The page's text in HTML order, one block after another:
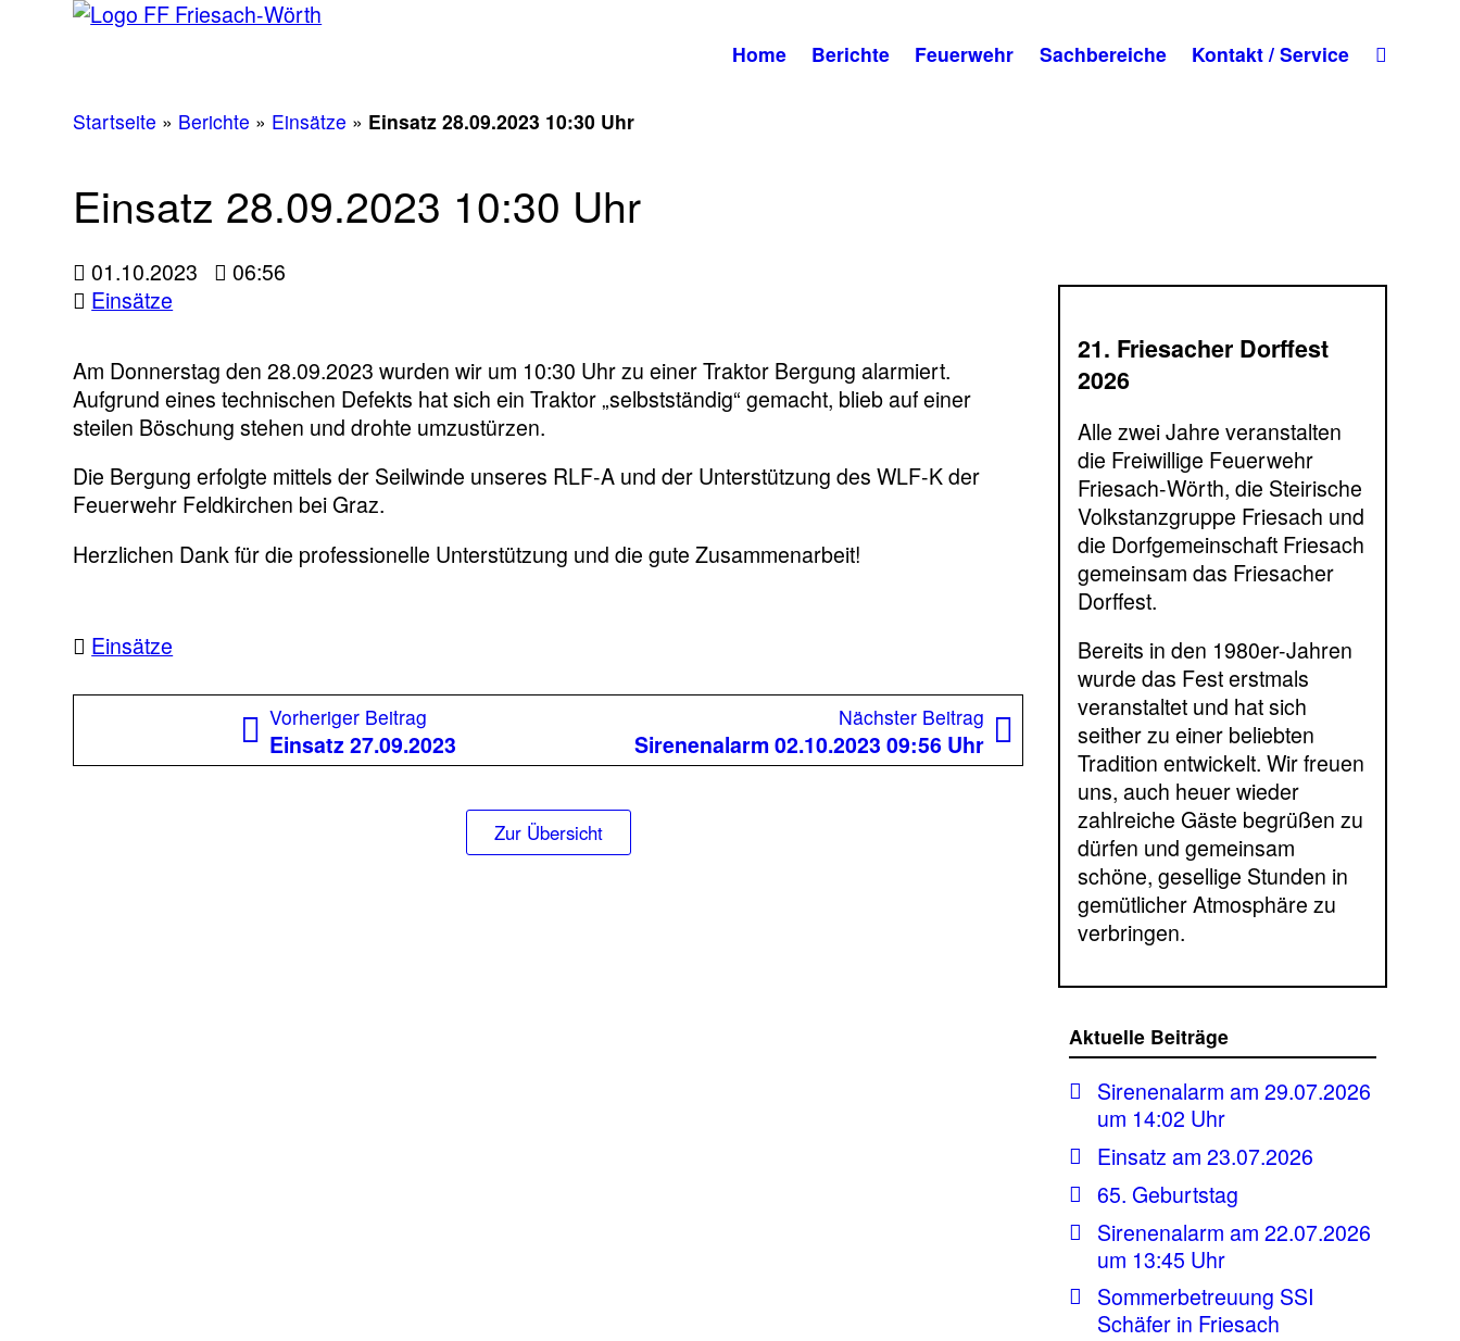
Home Berichte Feuerwehr Sachbereiche Kontakt / Service
Startseite » Berichte » Einsätze » Einsatz 28.09.2023 10:30 Uhr
Einsatz 28.09.2023 10:30 Uhr
01.10.2023
06:56
Einsätze
Am Donnerstag den 28.09.2023 wurden wir um 10:30 Uhr zu einer Traktor Bergung alarmiert.
Aufgrund eines technischen Defekts hat sich ein Traktor „selbstständig“ gemacht, blieb auf einer
steilen Böschung stehen und drohte umzustürzen.
Die Bergung erfolgte mittels der Seilwinde unseres RLF-A und der Unterstützung des WLF-K der
Feuerwehr Feldkirchen bei Graz.
Herzlichen Dank für die professionelle Unterstützung und die gute Zusammenarbeit!
Einsätze
Beitragsnavigation
Vorheriger Beitrag
Beitrag:
Einsatz 27.09.2023
Nächster Beitrag Nächster
Beitrag:
Sirenenalarm 02.10.2023 09:56 Uhr
Zur Übersicht
21. Friesacher Dorffest
2026
Alle zwei Jahre veranstalten
die Freiwillige Feuerwehr
Friesach-Wörth, die Steirische
Volkstanzgruppe Friesach und
die Dorfgemeinschaft Friesach
gemeinsam das Friesacher
Dorffest.
Bereits in den 1980er-Jahren
wurde das Fest erstmals
veranstaltet und hat sich
seither zu einer beliebten
Tradition entwickelt. Wir freuen
uns, auch heuer wieder
zahlreiche Gäste begrüßen zu
dürfen und gemeinsam
schöne, gesellige Stunden in
gemütlicher Atmosphäre zu
verbringen.
Aktuelle Beiträge
Sirenenalarm am 29.07.2026
um 14:02 Uhr
Einsatz am 23.07.2026
65. Geburtstag
Sirenenalarm am 22.07.2026
um 13:45 Uhr
Sommerbetreuung SSI
Schäfer in Friesach